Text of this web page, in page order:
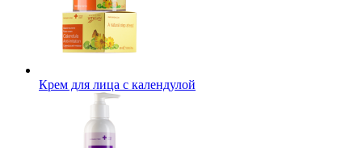
Крем для лица с календулой